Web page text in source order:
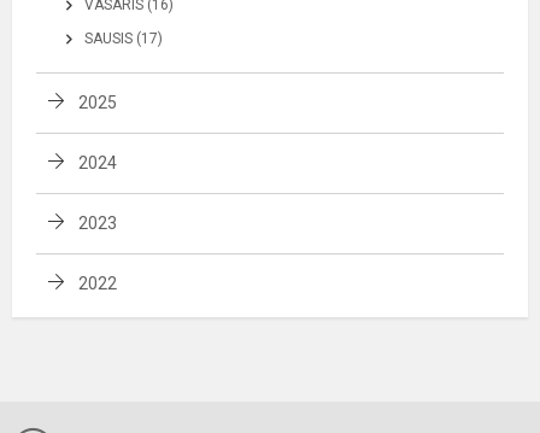
VASARIS (16)
SAUSIS (17)
2025
2024
2023
2022